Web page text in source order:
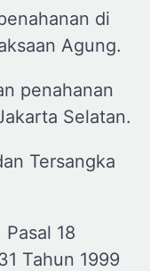
di
Agung.
penahanan
Selatan.
Tersangka
18
Tahun 1999